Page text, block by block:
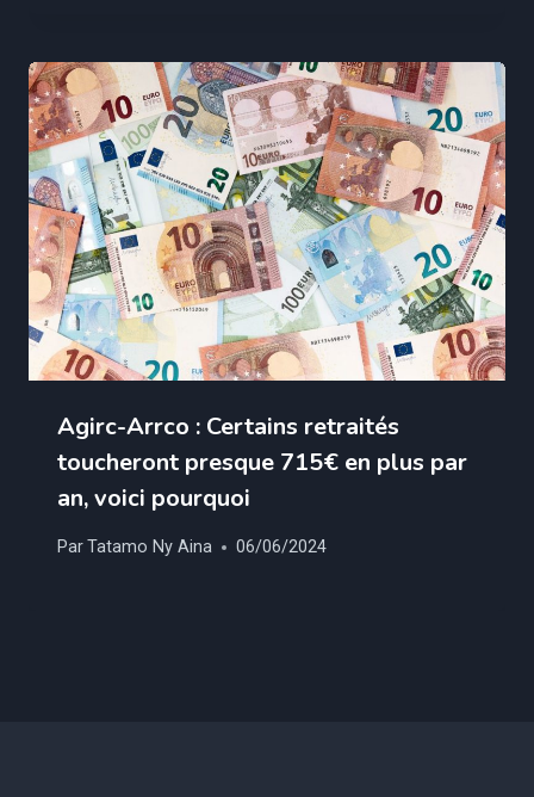
Agirc-Arrco : Certains retraités
toucheront presque 715€ en plus par
an, voici pourquoi
ParTatamo Ny Aina 06/06/2024